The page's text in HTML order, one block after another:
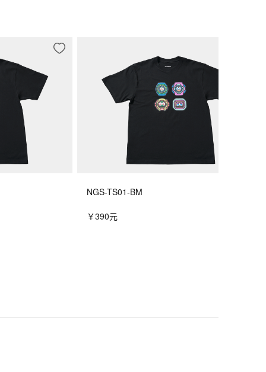
NGS-TS01-BM
￥390元